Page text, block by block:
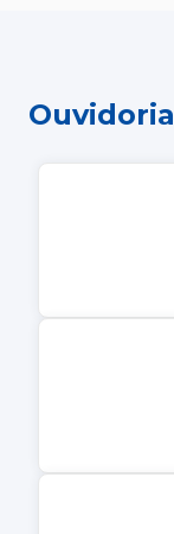
Ouvidoria